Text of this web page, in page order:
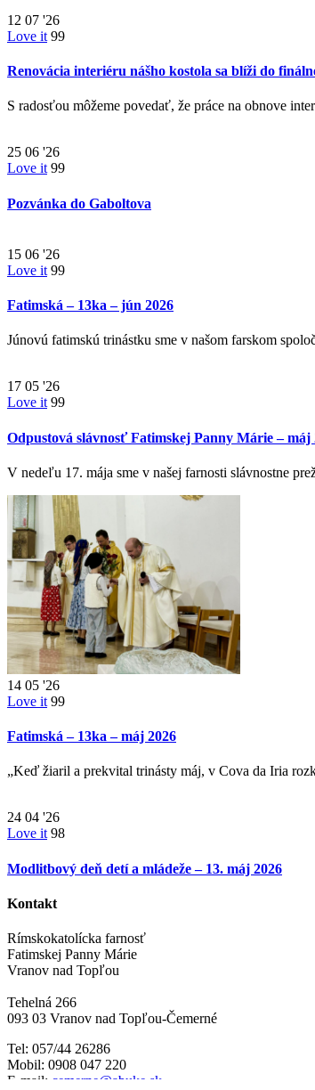
12 07 '26
Love it 99
Renovácia interiéru nášho kostola sa blíži do
S radosťou môžeme povedať, že práce na obnove
25 06 '26
Love it 99
Pozvánka do Gaboltova
15 06 '26
Love it 99
Fatimská – 13ka – jún 2026
Júnovú fatimskú trinástku sme v našom farskom
17 05 '26
Love it 99
Odpustová slávnosť Fatimskej Panny Márie – máj
V nedeľu 17. mája sme v našej farnosti slávnostne
14 05 '26
Love it 99
Fatimská – 13ka – máj 2026
„Keď žiaril a prekvital trinásty máj, v Cova da Iria
24 04 '26
Love it 98
Modlitbový deň detí a mládeže – 13. máj 2026
Kontakt
Rímskokatolícka farnosť
Fatimskej Panny Márie
Vranov nad Topľou
Tehelná 266
093 03 Vranov nad Topľou-Čemerné
Tel: 057/44 26286
Mobil: 0908 047 220
E-mail: cemerne@abuke.sk